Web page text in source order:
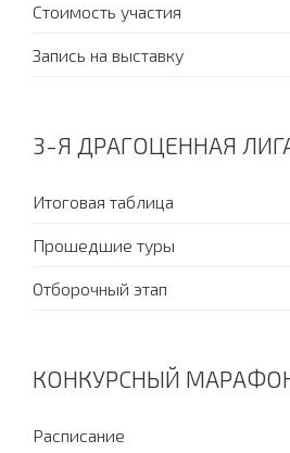
Стоимость участия
Запись на выставку
3-Я ДРАГОЦЕННАЯ
Итоговая таблица
Прошедшие туры
Отборочный этап
КОНКУРСНЫЙ МАРАФОН
Расписание